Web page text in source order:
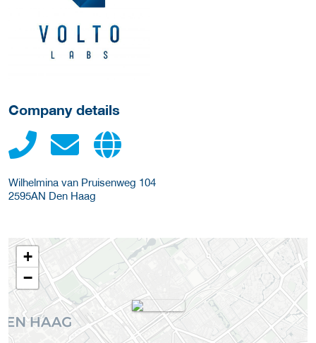
More Employer Details
Company details
Wilhelmina van Pruisenweg 104
2595AN Den Haag
+
−